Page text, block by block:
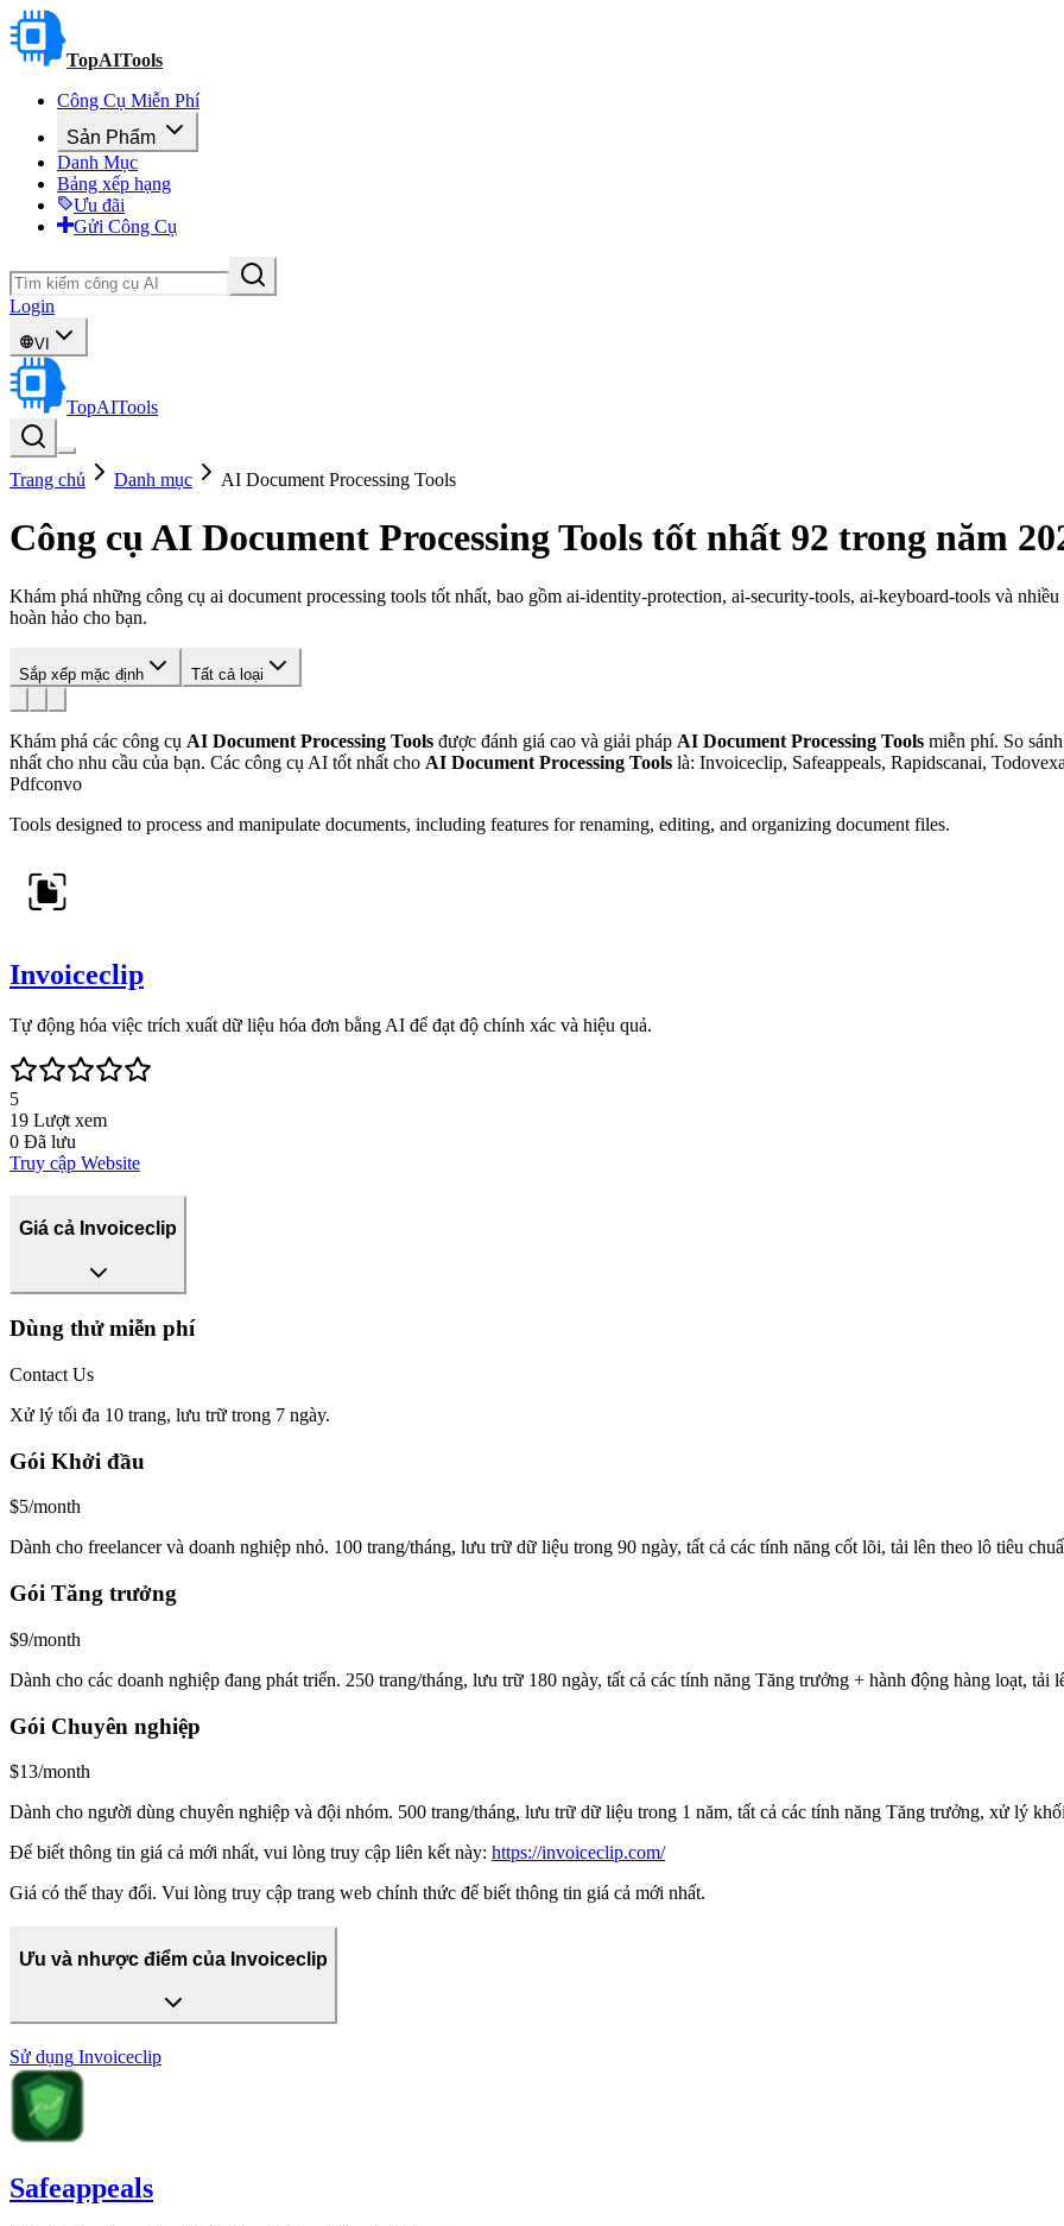
TopAITools
Công Cụ Miễn Phí
Sản Phẩm
Danh Mục
Bảng xếp hạng
Ưu đãi
Gửi Công Cụ
Login
VI
TopAITools
Trang chủ Danh mục AI Document Processing Tools
Công cụAI Document Processing Tools tốt nhất 92 trong năm
Khám phá những công cụ ai document processing tools tốt nhất, bao gồm ai-identity-protection, ai-security-tools, ai-keyboard-tools và
hoàn hảo cho bạn.
Sắp xếp mặc định Tất cả loại
Khám phá các công cụ AI Document Processing Tools được đánh giá cao và giải pháp AI Document Processing Tools miễn phí. So
nhất cho nhu cầu của bạn. Các công cụ AI tốt nhất cho AI Document Processing Tools là: Invoiceclip, Safeappeals, Rapidscanai,
Pdfconvo
Tools designed to process and manipulate documents, including features for renaming, editing, and organizing document files.
Invoiceclip
Tự động hóa việc trích xuất dữ liệu hóa đơn bằng AI để đạt độ chính xác và hiệu quả.
5
19 Lượt xem
0 Đã lưu
Truy cập Website
Giá cả Invoiceclip
Dùng thử miễn phí
Contact Us
Xử lý tối đa 10 trang, lưu trữ trong 7 ngày.
Gói Khởi đầu
$5/month
Dành cho freelancer và doanh nghiệp nhỏ. 100 trang/tháng, lưu trữ dữ liệu trong 90 ngày, tất cả các tính năng cốt lõi, tải lên theo lô tiêu
Gói Tăng trưởng
$9/month
Dành cho các doanh nghiệp đang phát triển. 250 trang/tháng, lưu trữ 180 ngày, tất cả các tính năng Tăng trưởng + hành động hàng loạt, tải
Gói Chuyên nghiệp
$13/month
Dành cho người dùng chuyên nghiệp và đội nhóm. 500 trang/tháng, lưu trữ dữ liệu trong 1 năm, tất cả các tính năng Tăng trưởng, xử lý
Để biết thông tin giá cả mới nhất, vui lòng truy cập liên kết này: https://invoiceclip.com/
Giá có thể thay đổi. Vui lòng truy cập trang web chính thức để biết thông tin giá cả mới nhất.
Ưu và nhược điểm của Invoiceclip
Sử dụng Invoiceclip
Safeappeals